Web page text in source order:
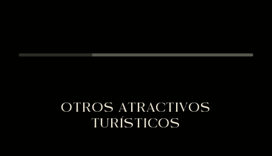
OTROS ATRACTIVOS
TURÍSTICOS